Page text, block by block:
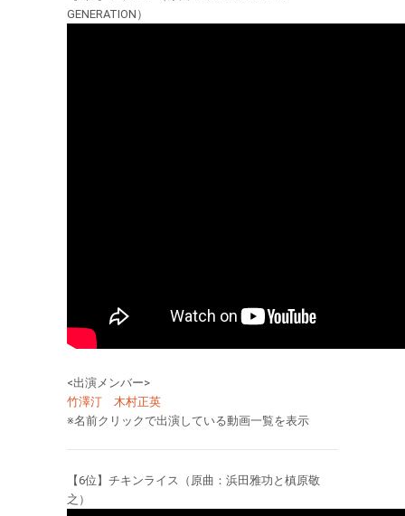
GENERATION）
<出演メンバー>
竹澤汀
木村正英
※名前クリックで出演している動画一覧を表示
【6位】チキンライス（原曲：浜田雅功と槙原敬
之）